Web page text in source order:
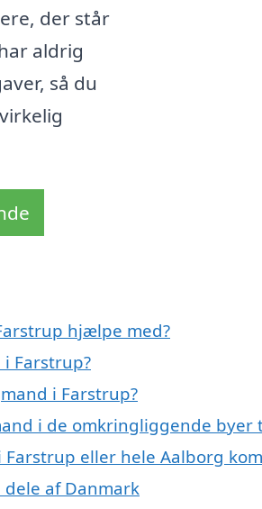
der står
aldrig
så du
hjælpe med?
Farstrup?
i Farstrup?
i de omkringliggende byer
eller hele Aalborg
af Danmark